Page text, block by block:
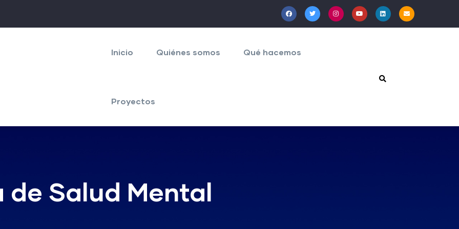
principal
Inicio Quiénes somos Qué hacemos
Proyectos
Salud Mental